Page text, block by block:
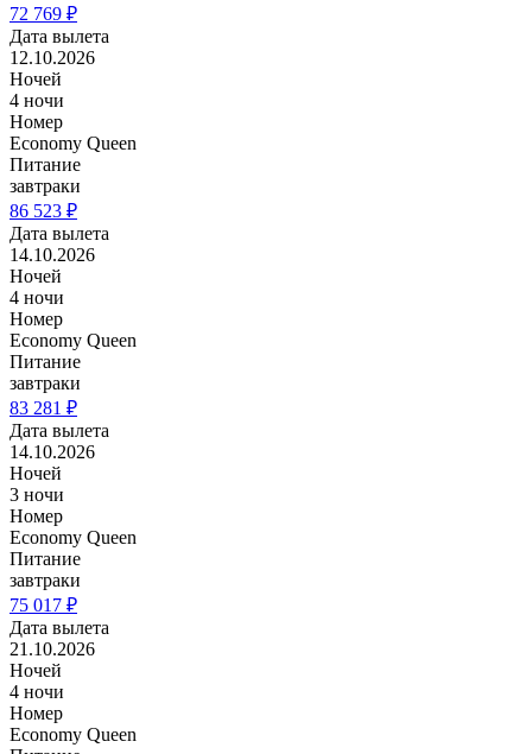
72 769 ₽
Дата вылета
12.10.2026
Ночей
4 ночи
Номер
Economy Queen
Питание
завтраки
86 523 ₽
Дата вылета
14.10.2026
Ночей
4 ночи
Номер
Economy Queen
Питание
завтраки
83 281 ₽
Дата вылета
14.10.2026
Ночей
3 ночи
Номер
Economy Queen
Питание
завтраки
75 017 ₽
Дата вылета
21.10.2026
Ночей
4 ночи
Номер
Economy Queen